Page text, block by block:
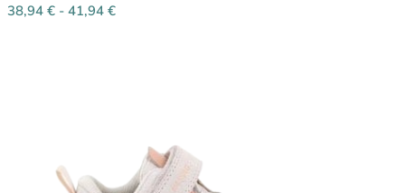
38,94 € - 41,94 €